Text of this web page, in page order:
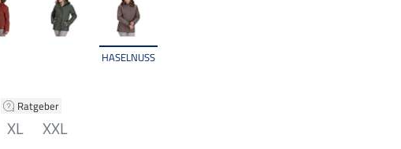
HASELNUSS
Ratgeber
XL XXL